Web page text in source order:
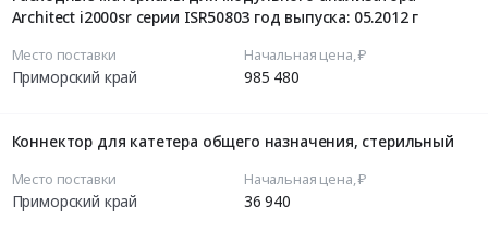
Architect i2000sr серии ISR50803 год выпуска: 05.2012 г
Место поставки
Приморский край
Начальная цена, ₽
985 480
Коннектор для катетера общего назначения, стерильный
Место поставки
Приморский край
Начальная цена, ₽
36 940